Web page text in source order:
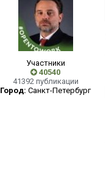
Участники
40540
41392 публикации
Город: Cанкт-Петербург